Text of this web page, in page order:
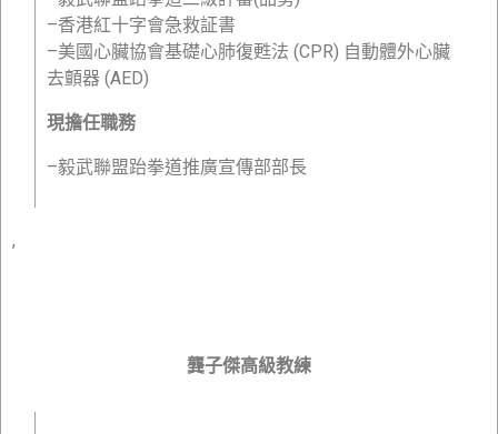
–香港紅十字會急救証書
–美國心臟協會基礎心肺復甦法 (CPR) 自動體外心臟
去顫器 (AED)
現擔任職務
–毅武聯盟跆拳道推廣宣傳部部長
,
龔子傑高級教練